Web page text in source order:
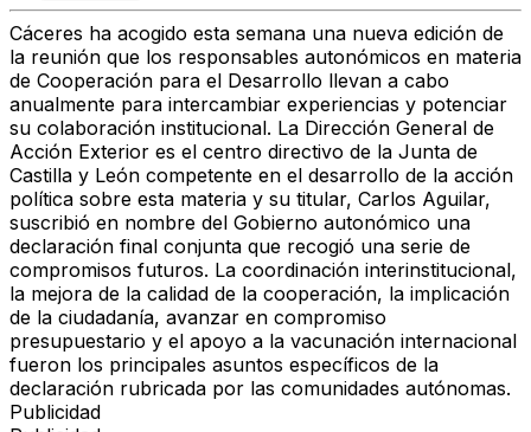
Cáceres ha acogido esta semana una nueva edición de
la reunión que los responsables autonómicos en materia
de Cooperación para el Desarrollo llevan a cabo
anualmente para intercambiar experiencias y potenciar
su colaboración institucional. La Dirección General de
Acción Exterior es el centro directivo de la Junta de
Castilla y León competente en el desarrollo de la acción
política sobre esta materia y su titular, Carlos Aguilar,
suscribió en nombre del Gobierno autonómico una
declaración final conjunta que recogió una serie de
compromisos futuros. La coordinación interinstitucional,
la mejora de la calidad de la cooperación, la implicación
de la ciudadanía, avanzar en compromiso
presupuestario y el apoyo a la vacunación internacional
fueron los principales asuntos específicos de la
declaración rubricada por las comunidades autónomas.
Publicidad